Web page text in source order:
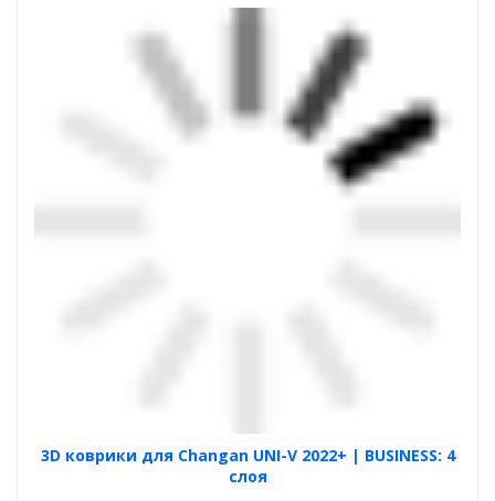
3D коврики для Changan UNI-V 2022+ | BUSINESS: 4
слоя